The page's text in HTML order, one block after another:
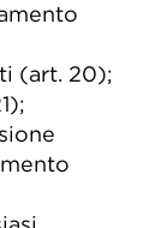
(art. 20);